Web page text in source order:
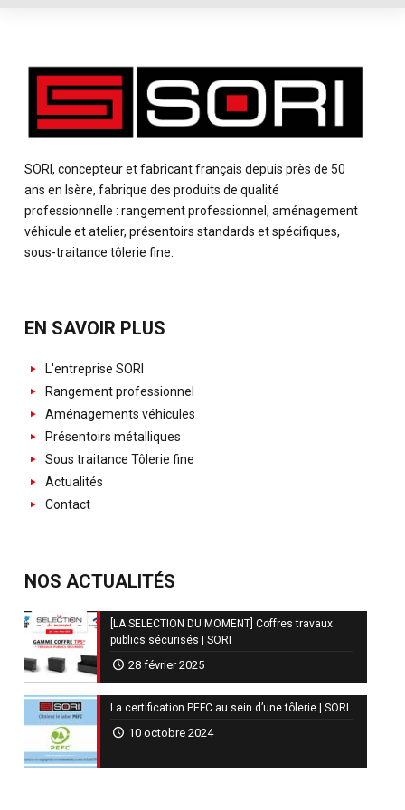
SORI, concepteur et fabricant français depuis près de 50
ans en Isère, fabrique des produits de qualité
professionnelle : rangement professionnel, aménagement
véhicule et atelier, présentoirs standards et spécifiques,
sous-traitance tôlerie fine.
EN SAVOIR PLUS
L'entreprise SORI
Rangement professionnel
Aménagements véhicules
Présentoirs métalliques
Sous traitance Tôlerie fine
Actualités
Contact
NOS ACTUALITÉS
[LA SELECTION DU MOMENT] Coffres travaux
publics sécurisés | SORI
28 février 2025
La certification PEFC au sein d’une tôlerie | SORI
10 octobre 2024